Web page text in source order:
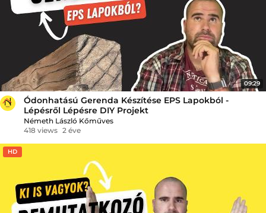
09:29
Ódonhatású Gerenda Készítése EPS Lapokból -
Lépésről Lépésre DIY Projekt
Németh László Kőműves
418 views 2 éve
HD